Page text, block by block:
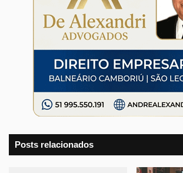
Posts relacionados